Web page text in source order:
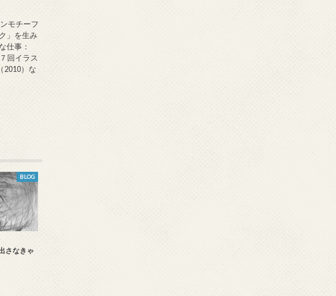
モチーフ
」を生み
仕事：
回イラス
2010）な
BLOG
さなきゃ